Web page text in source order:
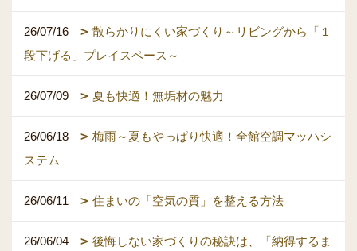
26/07/16
散らかりにくい家づくり～リビングから「１
段下げる」プレイスペース～
26/07/09 夏も快適！無垢材の魅力
26/06/18
梅雨～夏もやっぱり快適！全館空調マッハシ
ステム
26/06/11 住まいの「空気の質」を整える方法
26/06/04
後悔しない家づくりの秘訣は、「納得するま